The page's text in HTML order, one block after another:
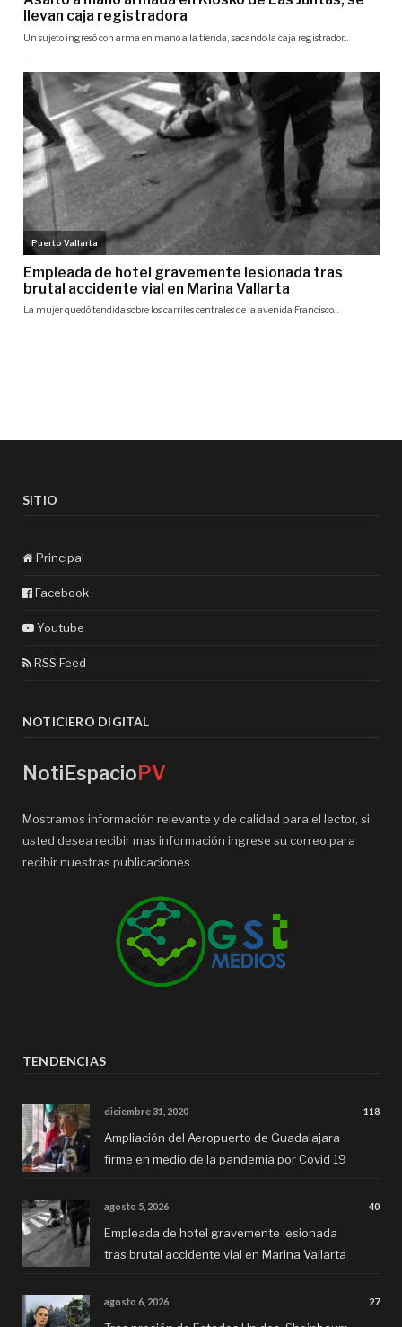
SITIO
Principal
Facebook
Youtube
RSS Feed
NOTICIERO DIGITAL
NotiEspacioPV
Mostramos información relevante y de calidad para el lector, si
usted desea recibir mas información ingrese su correo para
recibir nuestras publicaciones.
TENDENCIAS
diciembre 31, 2020 118
Ampliación del Aeropuerto de Guadalajara
firme en medio de la pandemia por Covid 19
agosto 5, 2026 40
Empleada de hotel gravemente lesionada
tras brutal accidente vial en Marina Vallarta
agosto 6, 2026 27